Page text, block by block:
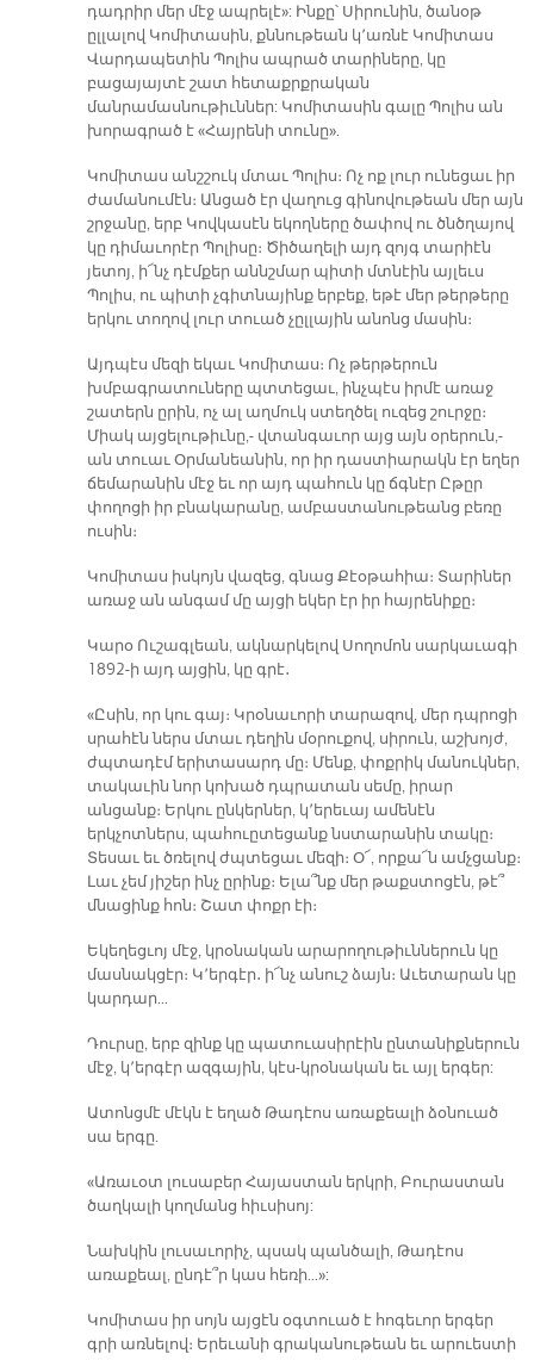
դադրիր մեր մէջ ապրելէ»: Ինքը՝ Սիրունին, ծանօթ
ըլլալով Կոմիտասին, քննութեան կ՚առնէ Կոմիտաս
Վարդապետին Պոլիս ապրած տարիները, կը
բացայայտէ շատ հետաքրքրական
մանրամասնութիւններ: Կոմիտասին գալը Պոլիս ան
խորագրած է «Հայրենի տունը».
Կոմիտաս անշշուկ մտաւ Պոլիս։ Ոչ ոք լուր ունեցաւ իր
ժամանումէն։ Անցած էր վաղուց գինովութեան մեր այն
շրջանը, երբ Կովկասէն եկողները ծափով ու ծնծղայով
կը դիմաւորէր Պոլիսը։ Ծիծաղելի այդ զոյգ տարիէն
յետոյ, ի՜նչ դէմքեր աննշմար պիտի մտնէին այլեւս
Պոլիս, ու պիտի չգիտնայինք երբեք, եթէ մեր թերթերը
երկու տողով լուր տուած չըլլային անոնց մասին։
Այդպէս մեզի եկաւ Կոմիտաս։ Ոչ թերթերուն
խմբագրատուները պտտեցաւ, ինչպէս իրմէ առաջ
շատերն ըրին, ոչ ալ աղմուկ ստեղծել ուզեց շուրջը։
Միակ այցելութիւնը,- վտանգաւոր այց այն օրերուն,-
ան տուաւ Օրմանեանին, որ իր դաստիարակն էր եղեր
ճեմարանին մէջ եւ որ այդ պահուն կը ճգնէր Ըթըր
փողոցի իր բնակարանը, ամբաստանութեանց բեռը
ուսին։
Կոմիտաս իսկոյն վազեց, գնաց Քէօթահիա։ Տարիներ
առաջ ան անգամ մը այցի եկեր էր իր հայրենիքը։
Կարօ Ուշագլեան, ակնարկելով Սողոմոն սարկաւագի
1892-ի այդ այցին, կը գրէ․
«Ըսին, որ կու գայ։ Կրօնաւորի տարազով, մեր դպրոցի
սրահէն ներս մտաւ դեղին մօրուքով, սիրուն, աշխոյժ,
ժպտադէմ երիտասարդ մը։ Մենք, փոքրիկ մանուկներ,
տակաւին նոր կոխած դպրատան սեմը, իրար
անցանք։ Երկու ընկերներ, կ՚երեւայ ամենէն
երկչոտներս, պահուըտեցանք նստարանին տակը։
Տեսաւ եւ ծռելով ժպտեցաւ մեզի։ Օ՜, որքա՜ն ամչցանք։
Լաւ չեմ յիշեր ինչ ըրինք։ Ելա՞նք մեր թաքստոցէն, թէ՞
մնացինք հոն։ Շատ փոքր էի։
Եկեղեցւոյ մէջ, կրօնական արարողութիւններուն կը
մասնակցէր։ Կ՚երգէր․ ի՜նչ անուշ ձայն։ Աւետարան կը
կարդար…
Դուրսը, երբ զինք կը պատուասիրէին ընտանիքներուն
մէջ, կ՚երգէր ազգային, կէս-կրօնական եւ այլ երգեր:
Ատոնցմէ մէկն է եղած Թադէոս առաքեալի ձօնուած
սա երգը.
«Առաւօտ լուսաբեր Հայաստան երկրի, Բուրաստան
ծաղկալի կողմանց հիւսիսոյ:
Նախկին լուսաւորիչ, պսակ պանծալի, Թադէոս
առաքեալ, ընդէ՞ր կաս հեռի…»:
Կոմիտաս իր սոյն այցէն օգտուած է հոգեւոր երգեր
գրի առնելով։ Երեւանի գրականութեան եւ արուեստի